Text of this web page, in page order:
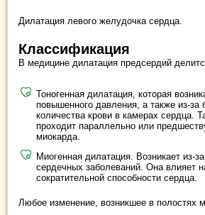
Дилатация левого желудочка сердца.
Классификация
В медицине дилатация предсердий
Тоногенная дилатация, которая
повышенного давления, а также из-за
количества крови в камерах сердца.
проходит параллельно или
миокарда.
Миогенная дилатация. Возникает из-
сердечных заболеваний. Она влияет
сократительной способности сердца.
Любое изменение, возникшее в полостях